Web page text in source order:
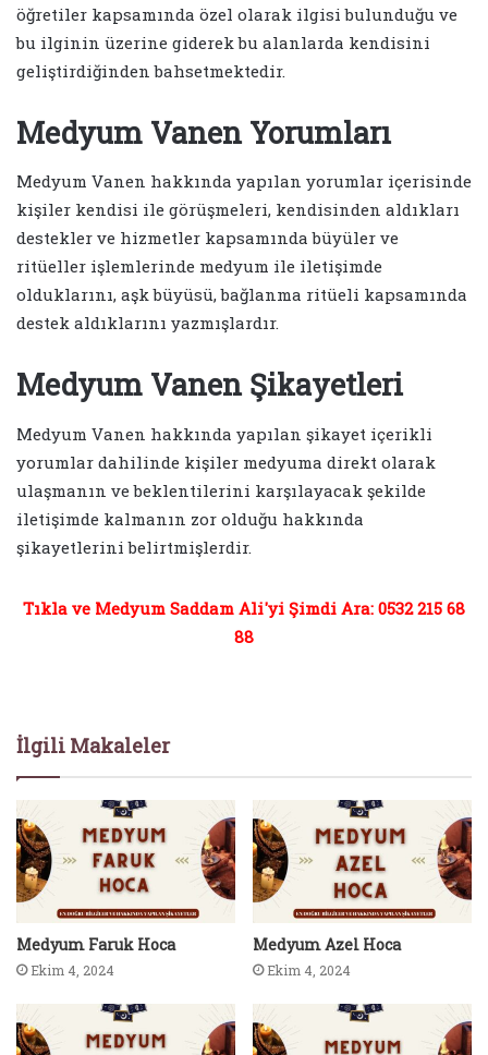
öğretiler kapsamında özel olarak ilgisi bulunduğu ve
bu ilginin üzerine giderek bu alanlarda kendisini
geliştirdiğinden bahsetmektedir.
Medyum Vanen Yorumları
Medyum Vanen hakkında yapılan yorumlar içerisinde
kişiler kendisi ile görüşmeleri, kendisinden aldıkları
destekler ve hizmetler kapsamında büyüler ve
ritüeller işlemlerinde medyum ile iletişimde
olduklarını, aşk büyüsü, bağlanma ritüeli kapsamında
destek aldıklarını yazmışlardır.
Medyum Vanen Şikayetleri
Medyum Vanen hakkında yapılan şikayet içerikli
yorumlar dahilinde kişiler medyuma direkt olarak
ulaşmanın ve beklentilerini karşılayacak şekilde
iletişimde kalmanın zor olduğu hakkında
şikayetlerini belirtmişlerdir.
Tıkla ve Medyum Saddam Ali'yi Şimdi Ara: 0532 215 68
88
İlgili Makaleler
Medyum Faruk Hoca
Ekim 4, 2024
Medyum Azel Hoca
Ekim 4, 2024